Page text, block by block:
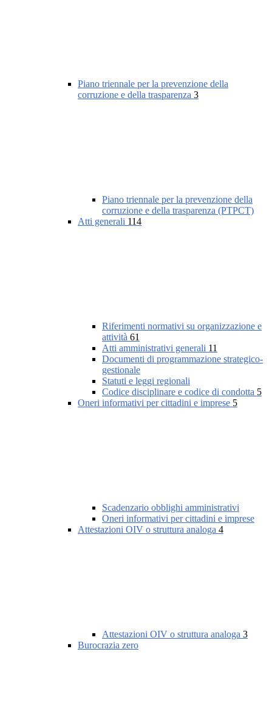
Piano triennale per la prevenzione della
corruzione e della trasparenza 3
Piano triennale per la prevenzione della
corruzione e della trasparenza (PTPCT)
Atti generali 114
Riferimenti normativi su organizzazione e
attività 61
Atti amministrativi generali 11
Documenti di programmazione strategico-
gestionale
Statuti e leggi regionali
Codice disciplinare e codice di condotta 5
Oneri informativi per cittadini e imprese 5
Scadenzario obblighi amministrativi
Oneri informativi per cittadini e imprese
Attestazioni OIV o struttura analoga 4
Attestazioni OIV o struttura analoga 3
Burocrazia zero